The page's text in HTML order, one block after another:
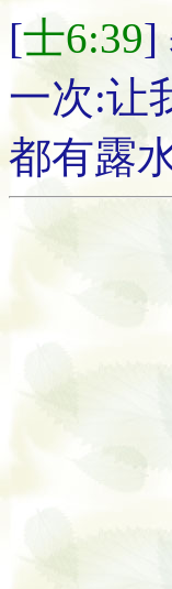
[士6:39]
一次:让
都有露